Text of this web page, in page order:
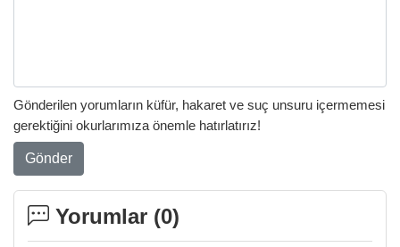
Gönderilen yorumların küfür, hakaret ve suç unsuru içermemesi
gerektiğini okurlarımıza önemle hatırlatırız!
Gönder
Yorumlar (0)